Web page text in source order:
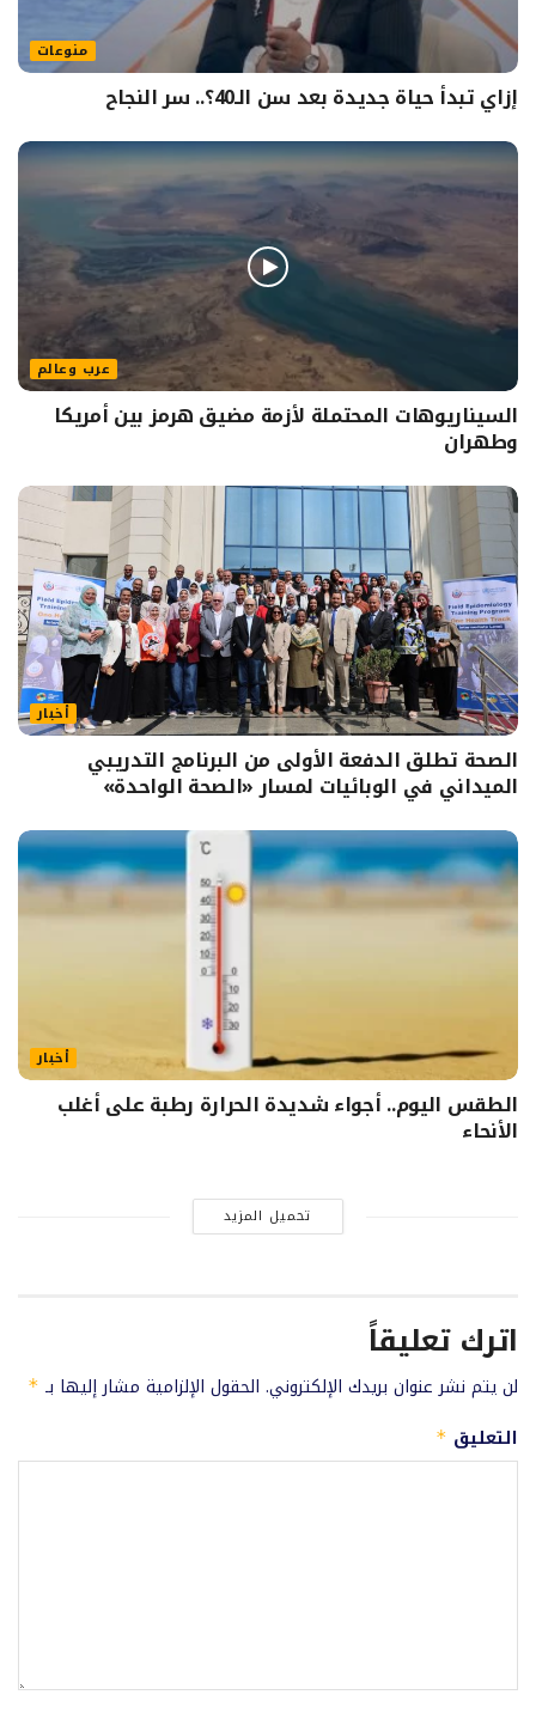
منوعات
إزاي تبدأ حياة جديدة بعد سن الـ40؟.. سر النجاح
عرب وعالم
السيناريوهات المحتملة لأزمة مضيق هرمز بين أمريكا
وطهران
أخبار
الصحة تطلق الدفعة الأولى من البرنامج التدريبي
الميداني في الوبائيات لمسار «الصحة الواحدة»
أخبار
الطقس اليوم.. أجواء شديدة الحرارة رطبة على أغلب
الأنحاء
تحميل المزيد
اترك تعليقاً
لن يتم نشر عنوان بريدك الإلكتروني. الحقول الإلزامية مشار إليها بـ *
التعليق *